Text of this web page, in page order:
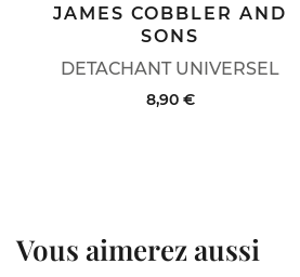
DETACHANT UNIVERSEL
JAMES COBBLER AND
SONS
8,90 €
Vous aimerez aussi